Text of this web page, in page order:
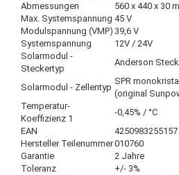
Abmessungen
560 x 440 x 30
Max. Systemspannung 45 V
Modulspannung (VMP) 39,6 V
Systemspannung
12V / 24V
Solarmodul -
Steckertyp
Anderson
Solarmodul - Zellentyp
SPR
(original
Temperatur-
Koeffizienz 1
-0,45% / °C
EAN
4250983255157
Hersteller Teilenummer010760
Garantie
2 Jahre
Toleranz
+/- 3%